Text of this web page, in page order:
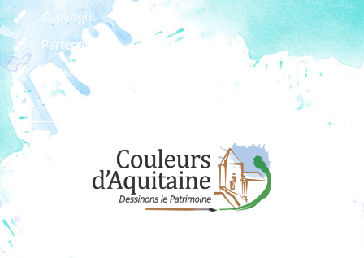
Copyright
Partenaires
Dossier de presse
Règlement des concours